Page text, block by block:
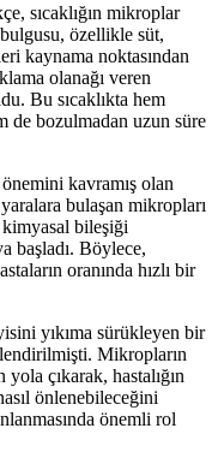
sıcaklığın mikroplar
özellikle süt,
kaynama noktasından
olanağı veren
Bu sıcaklıkta hem
de bozulmadan uzun süre
kavramış olan
bulaşan mikropları
bileşiği
başladı. Böylece,
oranında hızlı bir
yıkıma sürükleyen bir
Mikropların
çıkarak, hastalığın
önlenebileceğini
önemli rol